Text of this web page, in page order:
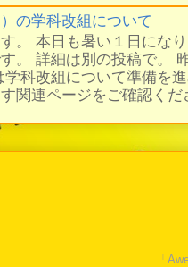
の学科改組について
。 本日も暑い１日にな
。 詳細は別の投稿で。
学科改組について準備を
関連ページをご確認く
「